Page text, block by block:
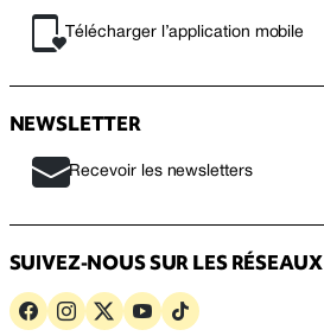
Télécharger l’application mobile
NEWSLETTER
Recevoir les newsletters
SUIVEZ-NOUS SUR LES RÉSEAUX